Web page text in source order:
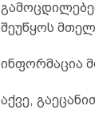
შეუწყოს
ინფორმაცია
აქვე,